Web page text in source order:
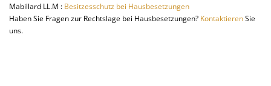
Mabillard LL.M : Besitzesschutz bei Hausbesetzungen
Haben Sie Fragen zur Rechtslage bei Hausbesetzungen? KontaktierenSie
uns.